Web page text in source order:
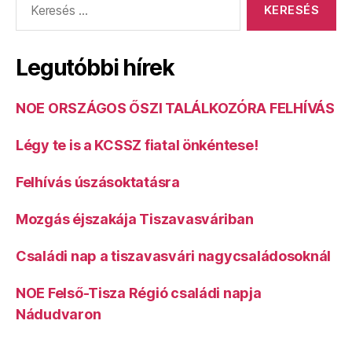
Legutóbbi hírek
NOE ORSZÁGOS ŐSZI TALÁLKOZÓRA FELHÍVÁS
Légy te is a KCSSZ fiatal önkéntese!
Felhívás úszásoktatásra
Mozgás éjszakája Tiszavasváriban
Családi nap a tiszavasvári nagycsaládosoknál
NOE Felső-Tisza Régió családi napja
Nádudvaron